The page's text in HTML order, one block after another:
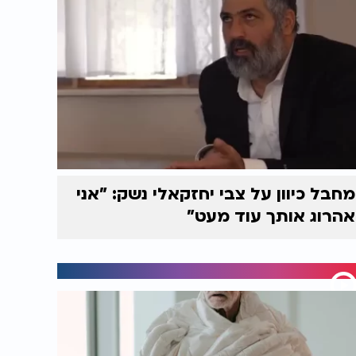
מחבל כיוון על צבי יחזקאלי נשק: "אני
אהרוג אותך עוד מעט"